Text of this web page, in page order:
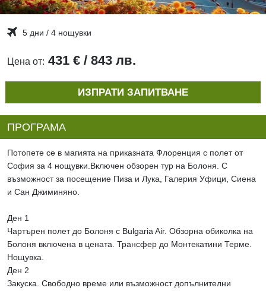
5 дни / 4 нощувки
Цена от: 431 € / 843 лв.
ИЗПРАТИ ЗАПИТВАНЕ
ПРОГРАМА
Потопете се в магията на приказната Флоренция с полет от
София за 4 нощувки.Включен обзорен тур на Болоня. С
възможност за посещение Пиза и Лука, Галерия Уфици, Сиена
и Сан Джиминяно.
Ден 1
Чартърен полет до Болоня с Bulgaria Air. Обзорна обиколка на
Болоня включена в цената. Трансфер до Монтекатини Терме.
Нощувка.
Ден 2
Закуска. Свободно време или възможност допълнителни